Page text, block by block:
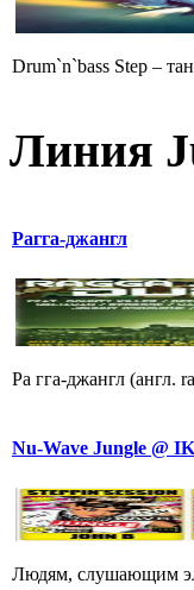
Drum`n`bass Step –
Линия
Рагга-джангл
Ра гга-джангл (англ.
Nu-Wave Jungle @
Людям, слушающим